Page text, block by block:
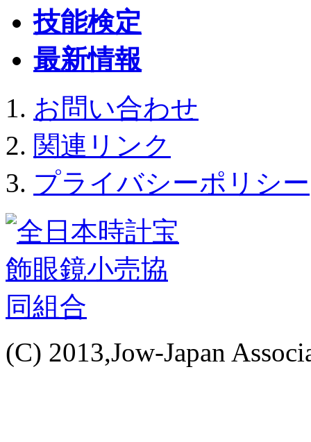
技能検定
最新情報
お問い合わせ
関連リンク
プライバシーポリシー
(C) 2013,Jow-Japan